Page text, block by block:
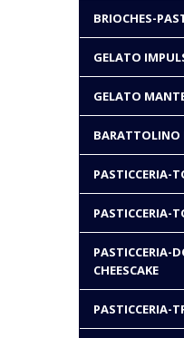
BRIOCHES-
GELATO
GELATO
BARATTOLINO
PASTICCERIA-
PASTICCERIA-
PASTICCERIA-
CHEESCAKE
PASTICCERIA-